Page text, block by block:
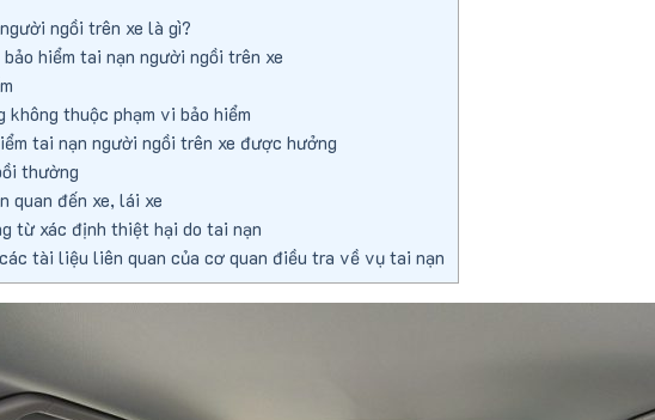
ngồi trên xe là gì?
hiểm tai nạn người ngồi trên xe
thuộc phạm vi bảo hiểm
tai nạn người ngồi trên xe được hưởng
thường
quan đến xe, lái xe
từ xác định thiệt hại do tai nạn
tài liệu liên quan của cơ quan điều tra về vụ tai nạn